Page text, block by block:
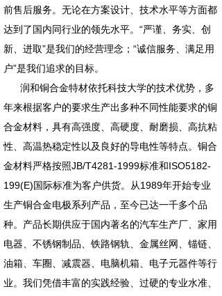
前售后服务。无论在方案设计、技术水平等方面都
达到了国内同行业的领先水平。“严谨、务实、创
新、进取”是我们的经营理念；“诚信服务、满足用
户”是我们追求的目标。
润和铜合金特材依托科技大学的技术优势，多
年来根据客户的要求生产出多种不同性能要求的铜
合金材料，具有高强度、高硬度、耐磨损、高抗粘
性、高温热稳定性以及良好的导电性等特点。铜合
金材料严格按照JB/T4281-1999标准和ISO5182-
199(E)国际标准为客户供货。从1989年开始专业
生产铜合金电极系列产品，至今已达一千多个品
种。产品长期供应于国内著名的汽车生产厂、家用
电器、不锈钢制品、铁路钢轨、金属丝网、锚链、
油箱、车圈、减震器、电脑机箱、电子元器件等行
业。我们凭借丰富的实践经验、过硬的专业水准、